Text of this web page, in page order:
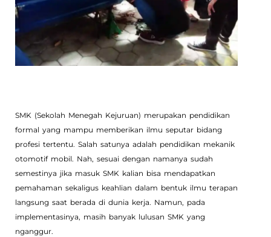
SMK (Sekolah Menegah Kejuruan) merupakan pendidikan
formal yang mampu memberikan ilmu seputar bidang
profesi tertentu. Salah satunya adalah pendidikan mekanik
otomotif mobil. Nah, sesuai dengan namanya sudah
semestinya jika masuk SMK kalian bisa mendapatkan
pemahaman sekaligus keahlian dalam bentuk ilmu terapan
langsung saat berada di dunia kerja. Namun, pada
implementasinya, masih banyak lulusan SMK yang
nganggur.